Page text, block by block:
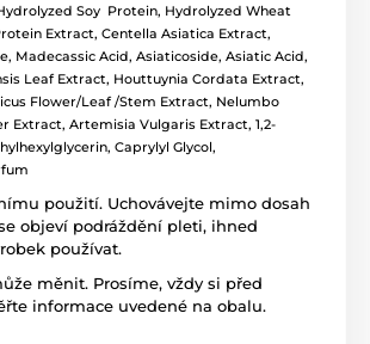
Soy Protein, Hydrolyzed Wheat
Extract, Centella Asiatica Extract,
Madecassic Acid, Asiaticoside, Asiatic Acid,
Leaf Extract, Houttuynia Cordata Extract,
Flower/Leaf /Stem Extract, Nelumbo
Extract, Artemisia Vulgaris Extract, 1,2-
Caprylyl Glycol,
použití. Uchovávejte mimo dosah
objeví podráždění pleti, ihned
používat.
měnit. Prosíme, vždy si před
informace uvedené na obalu.